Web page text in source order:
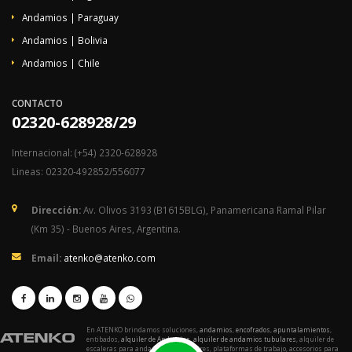
Andamios | Paraguay
Andamios | Bolivia
Andamios | Chile
CONTACTO
02320-628928/29
Internacional: (+54) 2320-628928
Lineas: 02320-492852/556077
Dirección:Av. Olivos 3193 (B1615BLG), Panamericana Ramal Pilar
(Km 35) - Buenos Aires, Argentina.
Email: atenko@atenko.com
En ATENKO brindamos soluciones,andamios,encofrados,apuntalamientos,
entibados,alquiler de Andamios,alquiler de andamios tubulares, alquiler de
escaleras para andamios o modulares, plataformas de trabajo, accesorios para